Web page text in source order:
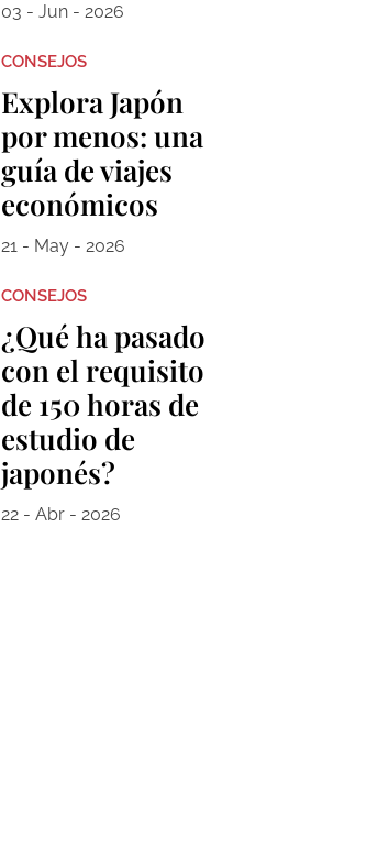
03 - Jun - 2026
CONSEJOS
Explora Japón
por menos: una
guía de viajes
económicos
21 - May - 2026
CONSEJOS
¿Qué ha pasado
con el requisito
de 150 horas de
estudio de
japonés?
22 - Abr - 2026